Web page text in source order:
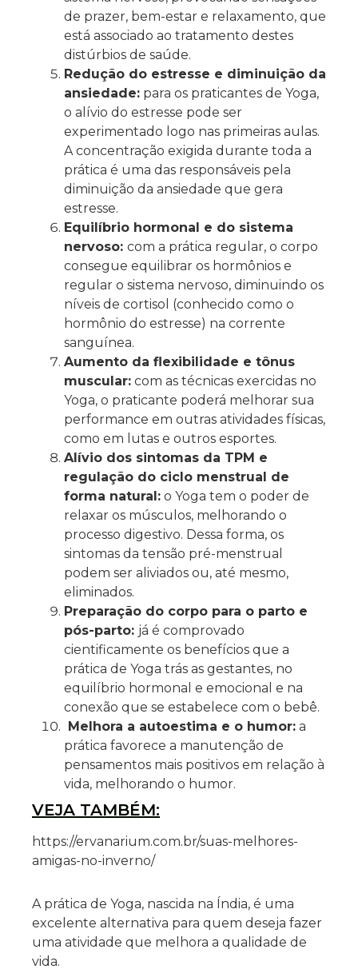
de prazer, bem-estar e relaxamento, que
está associado ao tratamento destes
distúrbios de saúde.
Redução do estresse e diminuição da
ansiedade: para os praticantes de Yoga,
o alívio do estresse pode ser
experimentado logo nas primeiras aulas.
A concentração exigida durante toda a
prática é uma das responsáveis pela
diminuição da ansiedade que gera
estresse.
Equilíbrio hormonal e do sistema
nervoso: com a prática regular, o corpo
consegue equilibrar os hormônios e
regular o sistema nervoso, diminuindo os
níveis de cortisol (conhecido como o
hormônio do estresse) na corrente
sanguínea.
Aumento da flexibilidade e tônus
muscular: com as técnicas exercidas no
Yoga, o praticante poderá melhorar sua
performance em outras atividades físicas,
como em lutas e outros esportes.
Alívio dos sintomas da TPM e
regulação do ciclo menstrual de
forma natural: o Yoga tem o poder de
relaxar os músculos, melhorando o
processo digestivo. Dessa forma, os
sintomas da tensão pré-menstrual
podem ser aliviados ou, até mesmo,
eliminados.
Preparação do corpo para o parto e
pós-parto: já é comprovado
cientificamente os benefícios que a
prática de Yoga trás as gestantes, no
equilíbrio hormonal e emocional e na
conexão que se estabelece com o bebê.
Melhora a autoestima e o humor: a
prática favorece a manutenção de
pensamentos mais positivos em relação à
vida, melhorando o humor.
VEJA TAMBÉM:
https://ervanarium.com.br/suas-melhores-
amigas-no-inverno/
A prática de Yoga, nascida na Índia, é uma
excelente alternativa para quem deseja fazer
uma atividade que melhora a qualidade de
vida.